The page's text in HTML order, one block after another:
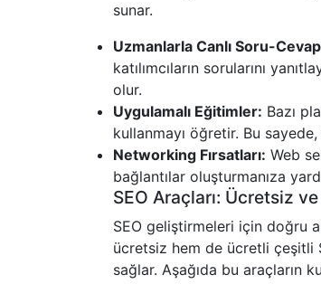
sunar.
Uzmanlarla Canlı Soru-
katılımcıların sorularını
olur.
Uygulamalı Eğitimler: Bazı
kullanmayı öğretir. Bu
Networking Fırsatları: Web
bağlantılar oluşturmanıza
SEO Araçları: Ücretsiz
SEO geliştirmeleri için doğru
ücretsiz hem de ücretli çeşitli
sağlar. Aşağıda bu araçların